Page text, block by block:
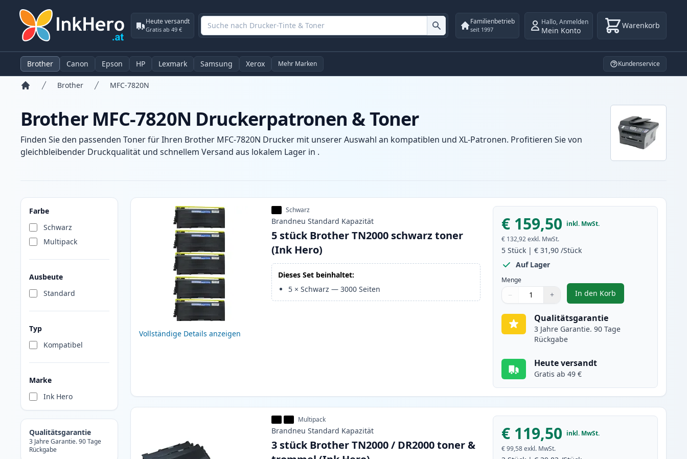
Heute versandt
Gratis ab 49 €
Familienbetrieb
seit 1997
Hallo,Anmelden
Mein Konto Warenkorb
Brother Canon Epson HP Lexmark Samsung Xerox Mehr Marken Kundenservice
Brother MFC-7820N
Brother MFC-7820N Druckerpatronen & Toner
Finden Sie den passenden Toner für Ihren Brother MFC-7820N Drucker mit unserer Auswahl an kompatiblen und XL-Patronen. Profitieren Sie von
gleichbleibender Druckqualität und schnellem Versand aus lokalem Lager in .
Farbe
Schwarz
Multipack
Ausbeute
Standard
Typ
Kompatibel
Marke
Ink Hero
Qualitätsgarantie
3 Jahre Garantie. 90 Tage
Rückgabe
Produkte
Vollständige Details anzeigen
Schwarz
Brandneu Standard Kapazität
5 stück Brother TN2000 schwarz toner
(Ink Hero)
Dieses Set beinhaltet:
5 ×Schwarz —3000 Seiten
€ 159,50 inkl. MwSt.
€ 132,92 exkl. MwSt.
5 Stück |€ 31,90 /Stück
Auf Lager
Menge
Menge
Verwenden Sie die Tasten, um anzupassen
− +
Menge 1
In den Korb
, 5 stück Brother TN2000
Qualitätsgarantie
3 Jahre Garantie. 90 Tage
Rückgabe
Heute versandt
Gratis ab 49 €
Multipack
Brandneu Standard Kapazität
3 stück Brother TN2000 / DR2000 toner &
€ 119,50 inkl. MwSt.
€ 99,58 exkl. MwSt.